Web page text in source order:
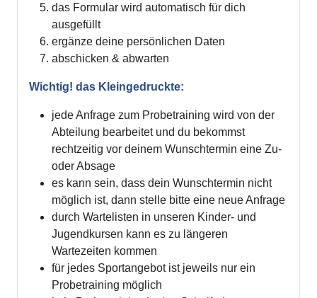
das Formular wird automatisch für dich
ausgefüllt
ergänze deine persönlichen Daten
abschicken & abwarten
Wichtig! das Kleingedruckte:
jede Anfrage zum Probetraining wird von der
Abteilung bearbeitet und du bekommst
rechtzeitig vor deinem Wunschtermin eine Zu-
oder Absage
es kann sein, dass dein Wunschtermin nicht
möglich ist, dann stelle bitte eine neue Anfrage
durch Wartelisten in unseren Kinder- und
Jugendkursen kann es zu längeren
Wartezeiten kommen
für jedes Sportangebot ist jeweils nur ein
Probetraining möglich